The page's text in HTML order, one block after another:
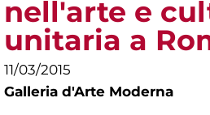
nell'arte e
unitaria a
11/03/2015
Galleria d'Arte Moderna